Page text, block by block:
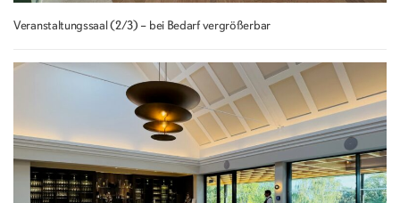
Veranstaltungssaal (2/3) – bei Bedarf vergrößerbar